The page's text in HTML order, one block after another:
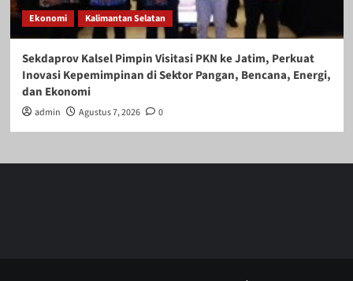
Ekonomi Kalimantan Selatan
Sekdaprov Kalsel Pimpin Visitasi PKN ke Jatim, Perkuat
Inovasi Kepemimpinan di Sektor Pangan, Bencana, Energi,
dan Ekonomi
admin Agustus 7, 2026 0